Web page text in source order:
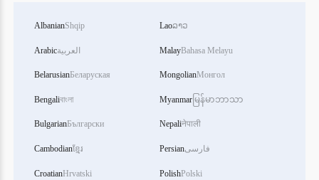
AlbanianShqip
Arabicالعربية
BelarusianБеларуская
Bengaliবাংলা
BulgarianБългарски
Cambodianខ្មែរ
CroatianHrvatski
Laoລາວ
MalayBahasa Melayu
MongolianМонгол
Myanmar မြန်မာဘာသာ
Nepaliनेपाली
Persianفارسی
PolishPolski